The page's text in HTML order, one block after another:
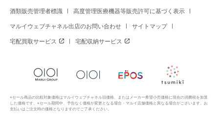
酒類販売管理者標識 高度管理医療機器等販売許可に基づく表示
マルイウェブチャネル出店のお問い合わせ サイトマップ
宅配買取サービス 宅配収納サービス
※セール商品の比較対象価格はマルイウェブチャネル旧価格、またはメーカー希望小売価格に現在の消費税を加算
した価格です。※セール期間中、予告なく価格が変更となる場合・マルイ店舗価格と異なる場合がございます。お
支払いはご注文時の価格となりますのでご了承ください。